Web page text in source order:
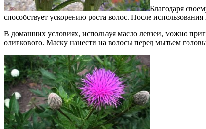
Благодаря
способствует ускорению роста волос. После
В домашних условиях, используя масло левзеи, можно
оливкового. Маску нанести на волосы перед мытьем